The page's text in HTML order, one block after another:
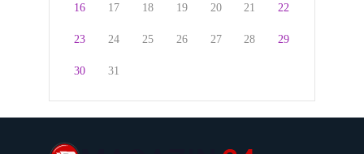
16 17 18 19 20 21 22
23 24 25 26 27 28 29
30 31